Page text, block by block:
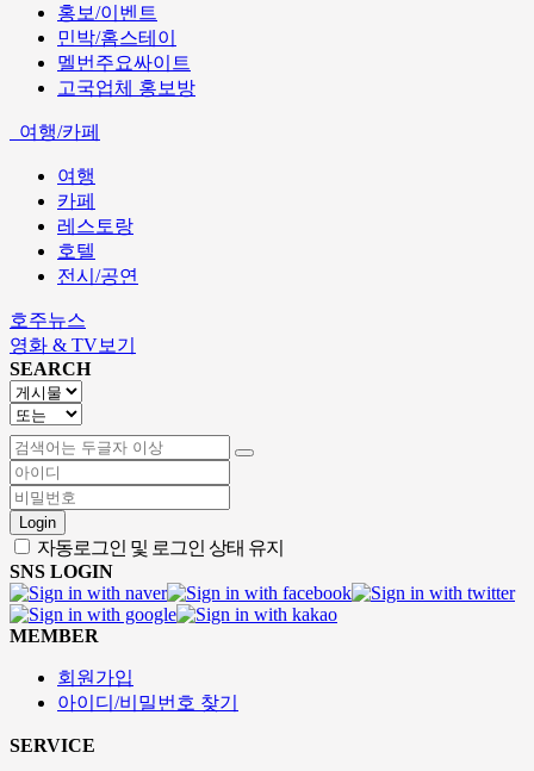
홍보/이벤트
민박/홈스테이
멜번주요싸이트
고국업체 홍보방
여행/카페
여행
카페
레스토랑
호텔
전시/공연
호주뉴스
영화 & TV보기
SEARCH
Login
자동로그인 및 로그인 상태 유지
SNS LOGIN
MEMBER
회원가입
아이디/비밀번호 찾기
SERVICE